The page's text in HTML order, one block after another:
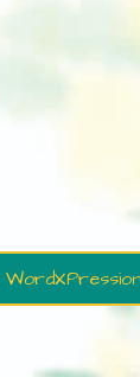
WordXPression